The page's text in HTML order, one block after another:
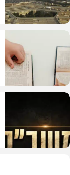
חדשות
בית המדרש